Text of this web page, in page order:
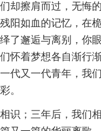
却擦肩而过，无悔
阳如血的记忆，在
了邂逅与离别，你
怀着梦想各自渐行
代又一代青年，我
。
识；三年后，我们